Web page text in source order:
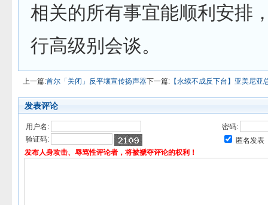
相关的所有事宜能顺利安排
行高级别会谈。
上一篇:首尔「关闭」反平壤宣传扬声器下一篇: 【永续不成反下台】亚美尼
发表评论
用户名:
密码:
验证码:
匿名发表
发布人身攻击、辱骂性评论者，将被褫夺评论的权利！